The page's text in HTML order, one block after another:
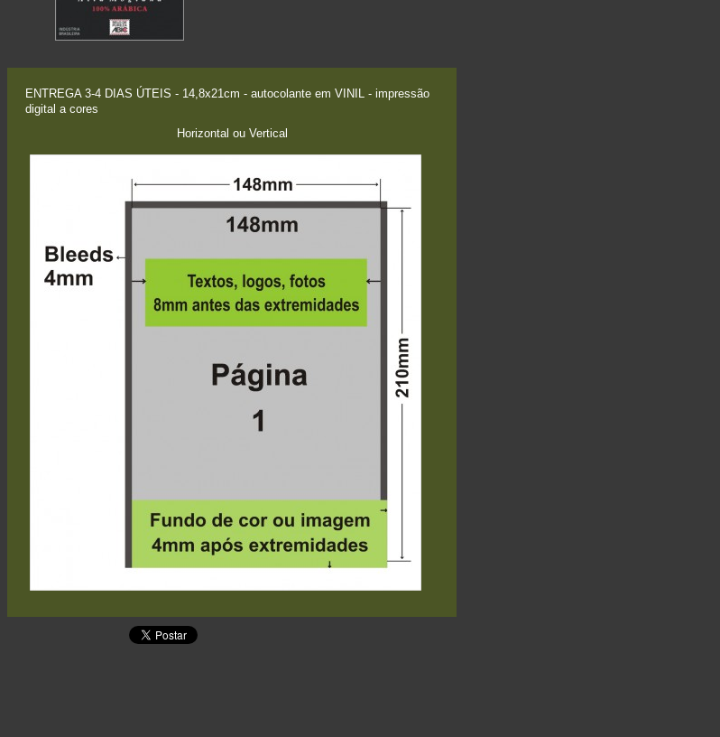
ENTREGA 3-4 DIAS ÚTEIS - 14,8x21cm - autocolante em VINIL - impressão
digital a cores
Horizontal ou Vertical